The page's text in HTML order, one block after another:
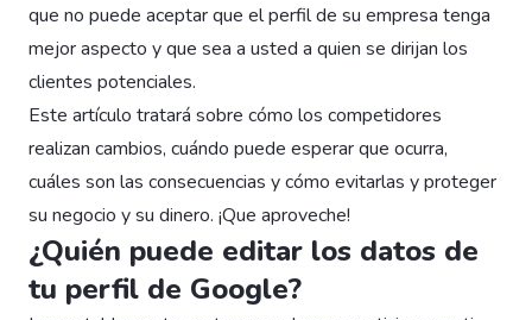
que no puede aceptar que el perfil de su empresa tenga
mejor aspecto y que sea a usted a quien se dirijan los
clientes potenciales.
Este artículo tratará sobre cómo los competidores
realizan cambios, cuándo puede esperar que ocurra,
cuáles son las consecuencias y cómo evitarlas y proteger
su negocio y su dinero. ¡Que aproveche!
¿Quién puede editar los datos de
tu perfil de Google?